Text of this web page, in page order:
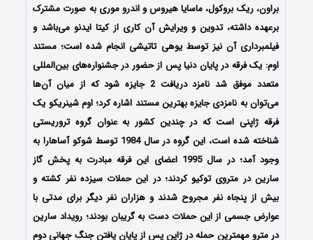
براون، ریک بروکول، ماسایا هیروس و اندرو موریبه صورت مشترک
برعهده داشته‌، تدوین و ویرایش آن کاری از کیتا ایدنو می‌باشد و
فیلمبرداری آن نیز توسط یوهی تاتیشی انجام شده است؛ مستند
اوم: یک فرقه در پایان دنیا پس از حضور در جشنواره‌های بین‌المللی
متعدد موفق شد نامزد دریافت 2 جایزه شود که از میان آن‌ها
می‌توان به نامزدی جایزه بهترین مستند اشاره کرد؛اوم‌ شینریکو یک
فرقه ژاپنی است که در چندین کشور به عنوان گروه تروریستی
شناخته شده‌ است، این گروه در سال 1984 توسط شوکو آساهارا به
وجود آمد؛ در سال 1995 اعضای این فرقه مبادرت به پخش گاز
سارین در متروی توکیو کردند؛ در این حملات سیزده نفر کشته و
بیش از پنجاه نفر مجروح شدند و هزاران نفر دیگر برای مدتی با
عوارض جسمی از این حملات دست به گریبان بودند؛ رویداد سارین
در مترو مهمترین حمله در ژاپن پس از پایان یافتن جنگ جهانی دوم